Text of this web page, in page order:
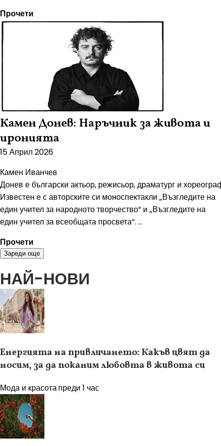
Прочети
Камен Донев: Наръчник за живота и
иронията
15 Април 2026
Камен Иванчев
Донев е български актьор, режисьор, драматург и
Известен е с авторските си моноспектакли „Възгледите на
един учител за народното творчество“ и „Възгледите на
един учител за всеобщата просвета“. ...
Прочети
Зареди още
НАЙ-НОВИ
Енергията на привличането: Какъв цвят да
носим, за да поканим любовта в живота си
Мода и красотапреди 1 час